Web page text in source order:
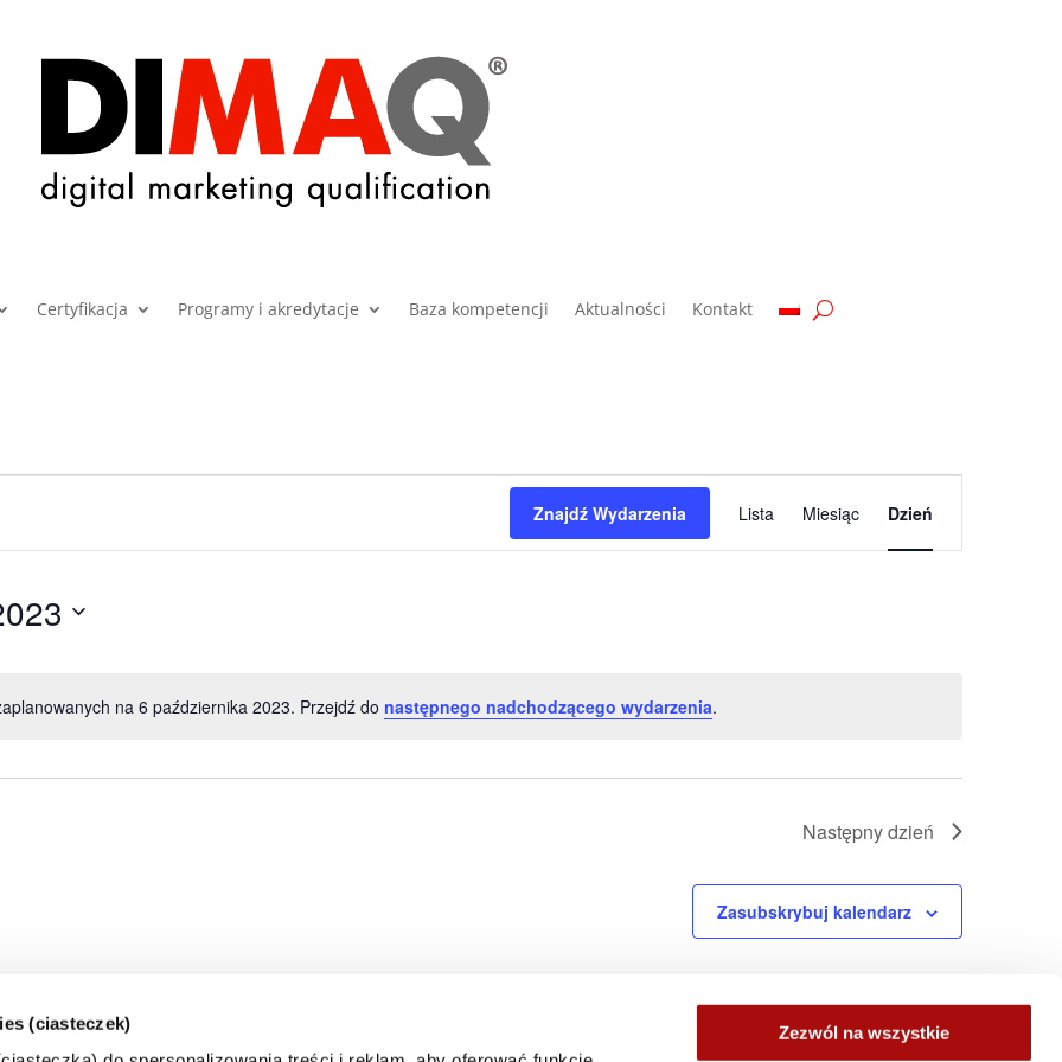
(ciasteczek)
Zezwól na wszystkie
Certyfikacja Programy i akredytacje Baza kompetencji Aktualności Kontakt
Powiadomienie
na 6 października 2023. Przejdź do następnego nadchodzącego wydarzenia.
Znajdź Wydarzenia
Wydarzenie
Widoki
nawigacja
Lista Miesiąc Dzień
Następny dzień
Zasubskrybuj kalendarz